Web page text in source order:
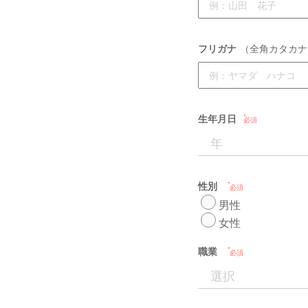
フリガナ （全角カタカナ
生年月日 必須
性別 必須
男性
女性
職業 必須